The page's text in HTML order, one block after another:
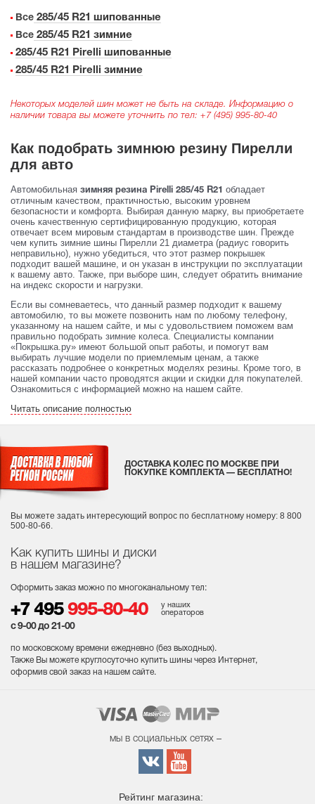
Все 285/45 R21 шипованные
Все 285/45 R21 зимние
285/45 R21 Pirelli шипованные
285/45 R21 Pirelli зимние
Некоторых моделей шин может не быть на складе. Информацию о
наличии товара вы можете уточнить по тел: +7 (495) 995-80-40
Как подобрать зимнюю резину Пирелли
для авто
Автомобильная зимняя резина Pirelli 285/45 R21 обладает
отличным качеством, практичностью, высоким уровнем
безопасности и комфорта. Выбирая данную марку, вы приобретаете
очень качественную сертифицированную продукцию, которая
отвечает всем мировым стандартам в производстве шин. Прежде
чем купить зимние шины Пирелли 21 диаметра (радиус говорить
неправильно), нужно убедиться, что этот размер покрышек
подходит вашей машине, и он указан в инструкции по эксплуатации
к вашему авто. Также, при выборе шин, следует обратить внимание
на индекс скорости и нагрузки.
Если вы сомневаетесь, что данный размер подходит к вашему
автомобилю, то вы можете позвонить нам по любому телефону,
указанному на нашем сайте, и мы с удовольствием поможем вам
правильно подобрать зимние колеса. Специалисты компании
«Покрышка.ру» имеют большой опыт работы, и помогут вам
выбирать лучшие модели по приемлемым ценам, а также
рассказать подробнее о конкретных моделях резины. Кроме того, в
нашей компании часто проводятся акции и скидки для покупателей.
Ознакомиться с информацией можно на нашем сайте.
Читать описание полностью
Как купить шины и диски
в нашем магазине?
Оформить заказ можно по многоканальному тел:
+7 495 995-80-40
у наших
операторов
с 9-00 до 21-00
по московскому времени ежедневно (без выходных).
Также Вы можете круглосуточно купить шины через Интернет,
оформив свой заказ на нашем сайте.
ДОСТАВКА КОЛЕС ПО МОСКВЕ ПРИ
ПОКУПКЕ КОМПЛЕКТА — БЕСПЛАТНО!
Вы можете задать интересующий вопрос по бесплатному номеру: 8 800
500-80-66.
мы в социальных сетях –
Рейтинг магазина: